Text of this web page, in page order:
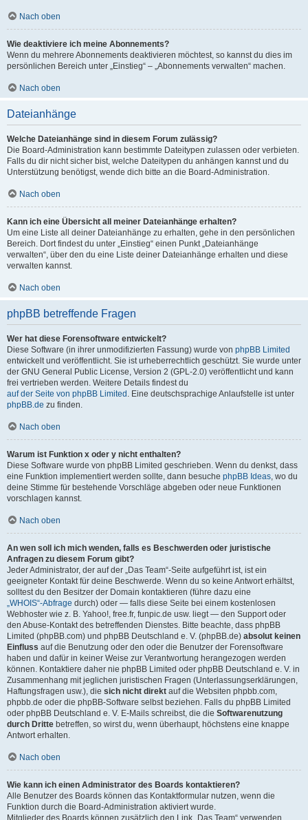
Nach oben
Wie deaktiviere ich meine Abonnements?
Wenn du mehrere Abonnements deaktivieren möchtest, so kannst du dies im
persönlichen Bereich unter „Einstieg“ – „Abonnements verwalten“ machen.
Nach oben
Dateianhänge
Welche Dateianhänge sind in diesem Forum zulässig?
Die Board-Administration kann bestimmte Dateitypen zulassen oder verbieten.
Falls du dir nicht sicher bist, welche Dateitypen du anhängen kannst und du
Unterstützung benötigst, wende dich bitte an die Board-Administration.
Nach oben
Kann ich eine Übersicht all meiner Dateianhänge erhalten?
Um eine Liste all deiner Dateianhänge zu erhalten, gehe in den persönlichen
Bereich. Dort findest du unter „Einstieg“ einen Punkt „Dateianhänge
verwalten“, über den du eine Liste deiner Dateianhänge erhalten und diese
verwalten kannst.
Nach oben
phpBB betreffende Fragen
Wer hat diese Forensoftware entwickelt?
Diese Software (in ihrer unmodifizierten Fassung) wurde von phpBB Limited
entwickelt und veröffentlicht. Sie ist urheberrechtlich geschützt. Sie wurde unter
der GNU General Public License, Version 2 (GPL-2.0) veröffentlicht und kann
frei vertrieben werden. Weitere Details findest du
auf der Seite von phpBB Limited . Eine deutschsprachige Anlaufstelle ist unter
phpBB.de zu finden.
Nach oben
Warum ist Funktion x oder y nicht enthalten?
Diese Software wurde von phpBB Limited geschrieben. Wenn du denkst, dass
eine Funktion implementiert werden sollte, dann besuche phpBB Ideas, wo du
deine Stimme für bestehende Vorschläge abgeben oder neue Funktionen
vorschlagen kannst.
Nach oben
An wen soll ich mich wenden, falls es Beschwerden oder juristische
Anfragen zu diesem Forum gibt?
Jeder Administrator, der auf der „Das Team“-Seite aufgeführt ist, ist ein
geeigneter Kontakt für deine Beschwerde. Wenn du so keine Antwort erhältst,
solltest du den Besitzer der Domain kontaktieren (führe dazu eine
„WHOIS“-Abfrage durch) oder — falls diese Seite bei einem kostenlosen
Webhoster wie z. B. Yahoo!, free.fr, funpic.de usw. liegt — den Support oder
den Abuse-Kontakt des betreffenden Dienstes. Bitte beachte, dass phpBB
Limited (phpBB.com) und phpBB Deutschland e. V. (phpBB.de) absolut keinen
Einfluss auf die Benutzung oder den oder die Benutzer der Forensoftware
haben und dafür in keiner Weise zur Verantwortung herangezogen werden
können. Kontaktiere daher nie phpBB Limited oder phpBB Deutschland e. V. in
Zusammenhang mit jeglichen juristischen Fragen (Unterlassungserklärungen,
Haftungsfragen usw.), die sich nicht direkt auf die Websiten phpbb.com,
phpbb.de oder die phpBB-Software selbst beziehen. Falls du phpBB Limited
oder phpBB Deutschland e. V. E-Mails schreibst, die die Softwarenutzung
durch Dritte betreffen, so wirst du, wenn überhaupt, höchstens eine knappe
Antwort erhalten.
Nach oben
Wie kann ich einen Administrator des Boards kontaktieren?
Alle Benutzer des Boards können das Kontaktformular nutzen, wenn die
Funktion durch die Board-Administration aktiviert wurde.
Mitglieder des Boards können zusätzlich den Link „Das Team“ verwenden.